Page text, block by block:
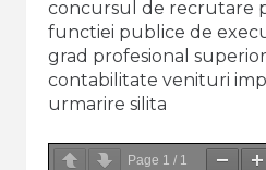
concursul de recrutare
functiei publice de
grad profesional
contabilitate venituri
urmarire silita
Page 1 / 1